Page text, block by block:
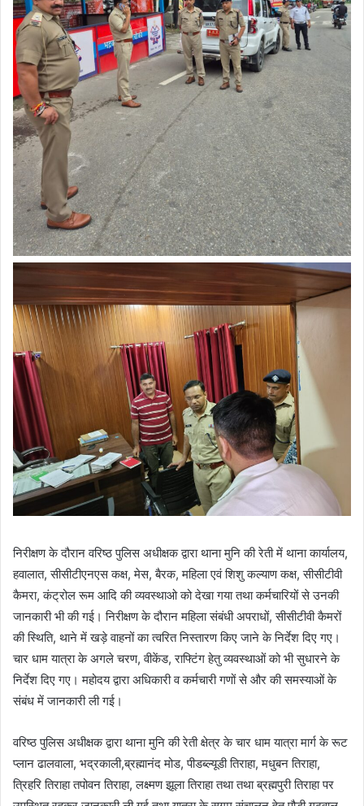
निरीक्षण के दौरान वरिष्ठ पुलिस अधीक्षक द्वारा थाना मुनि की रेती में थाना कार्यालय,
हवालात, सीसीटीएनएस कक्ष, मेस, बैरक, महिला एवं शिशु कल्याण कक्ष, सीसीटीवी
कैमरा, कंट्रोल रूम आदि की व्यवस्थाओ को देखा गया तथा कर्मचारियों से उनकी
जानकारी भी की गई। निरीक्षण के दौरान महिला संबंधी अपराधों, सीसीटीवी कैमरों
की स्थिति, थाने में खड़े वाहनों का त्वरित निस्तारण किए जाने के निर्देश दिए गए।
चार धाम यात्रा के अगले चरण, वीकेंड, राफ्टिंग हेतु व्यवस्थाओं को भी सुधारने के
निर्देश दिए गए। महोदय द्वारा अधिकारी व कर्मचारी गणों से और की समस्याओं के
संबंध में जानकारी ली गई।
वरिष्ठ पुलिस अधीक्षक द्वारा थाना मुनि की रेती क्षेत्र के चार धाम यात्रा मार्ग के रूट
प्लान ढालवाला, भद्रकाली,ब्रह्मानंद मोड, पीडब्ल्यूडी तिराहा, मधुबन तिराहा,
त्रिहरि तिराहा तपोवन तिराहा, लक्ष्मण झूला तिराहा तथा तथा ब्रह्मपुरी तिराहा पर